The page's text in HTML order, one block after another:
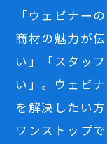
「ウェビナー
商材の魅力が
い」「スタッ
い」。ウェビ
を解決したい
ワンストップ